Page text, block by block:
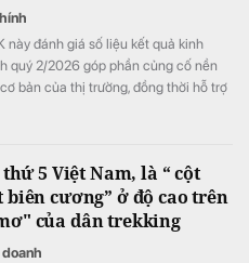
này đánh giá số liệu kết quả kinh
quý 2/2026 góp phần củng cố nền
bản của thị trường, đồng thời hỗ trợ
5 Việt Nam, là “ cột
cương” ở độ cao trên
của dân trekking